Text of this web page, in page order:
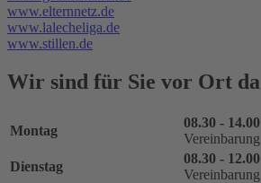
www.elternnetz.de
www.lalecheliga.de
www.stillen.de
Wir sind für Sie vor Ort da
Montag
08.30 - 14.00
Vereinbarung
Dienstag
08.30 - 12.00
Vereinbarung